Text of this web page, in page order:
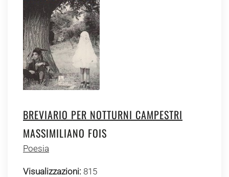
BREVIARIO PER NOTTURNI CAMPESTRI
MASSIMILIANO FOIS
Poesia
Visualizzazioni: 815